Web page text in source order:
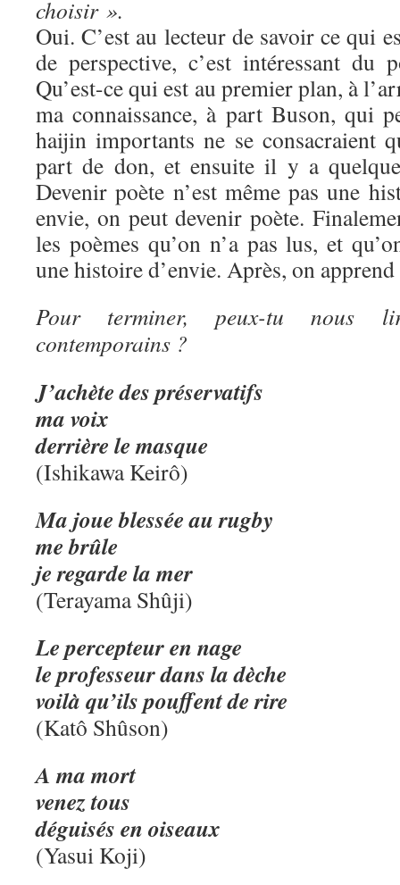
choisir ».
Oui. C’est au lecteur de savoir ce qui
de perspective, c’est intéressant du
Qu’est-ce qui est au premier plan, à
ma connaissance, à part Buson, qui
haijin importants ne se consacraient
part de don, et ensuite il y a
Devenir poète n’est même pas une
envie, on peut devenir poète.
les poèmes qu’on n’a pas lus, et
une histoire d’envie. Après, on
Pour terminer, peux-tu nous
contemporains ?
J’achète des préservatifs
ma voix
derrière le masque
(Ishikawa Keirô)
Ma joue blessée au rugby
me brûle
je regarde la mer
(Terayama Shûji)
Le percepteur en nage
le professeur dans la dèche
voilà qu’ils pouffent de rire
(Katô Shûson)
A ma mort
venez tous
déguisés en oiseaux
(Yasui Koji)